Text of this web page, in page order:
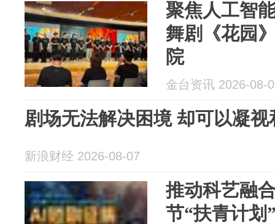
聚焦人工智
舞剧《花园
院
金台资讯 2026-08-
剧场无法解决困境 却可以凝视
新浪财经 2026-08-07
推动科艺融
节“扶青计划